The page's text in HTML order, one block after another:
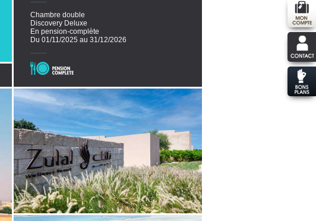
Chambre double
Discovery Deluxe
En pension-complète
Du 01/11/2025 au 31/12/2026